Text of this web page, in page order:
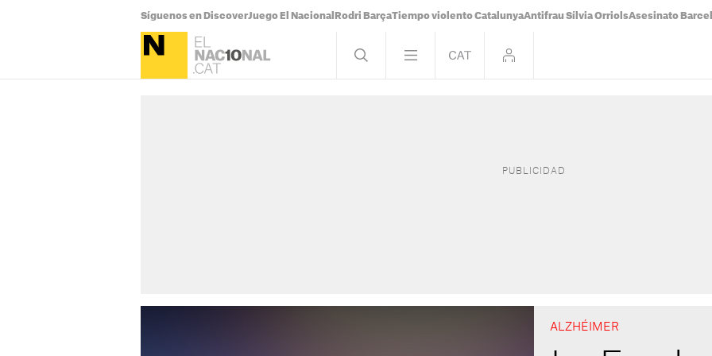
Síguenos en DiscoverJuego El Nacional Rodri BarçaTiempo violento CatalunyaAntifrau Sílvia OrriolsAsesinato
ALZHÉIMER